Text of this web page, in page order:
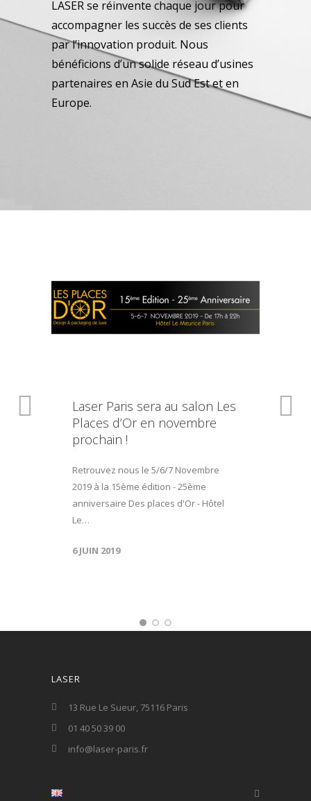
LASER se réinvente chaque jour pour
accompagner les succès de ses clients
par l’innovation produit. Nous
bénéficions d’un solide réseau d’usines
partenaires en Asie du Sud Est et en
Europe.
Laser Paris sera au salon Les
Places d’Or en novembre
prochain !
Retrouvez nous le 5/6/7 Novembre
2019 à la 15ème édition - 25ème
anniversaire Des places d'Or - Hôtel
Le…
6 JUIN 2019
LASER
13 Rue Le Sueur, 75116 Paris
01 40 50 39 00
info@laser-paris.fr